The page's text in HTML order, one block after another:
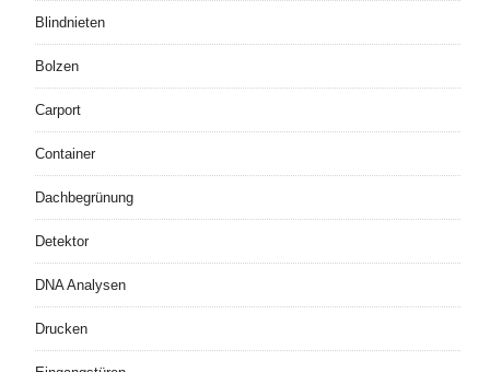
Blindnieten
Bolzen
Carport
Container
Dachbegrünung
Detektor
DNA Analysen
Drucken